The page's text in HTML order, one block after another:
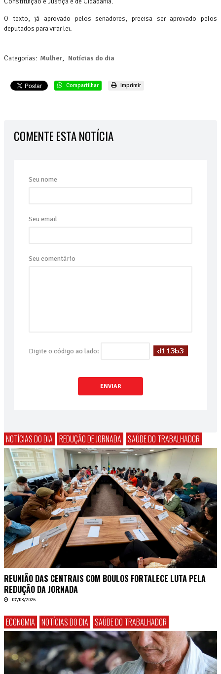
O texto, já aprovado pelos senadores, precisa ser aprovado pelos
deputados para virar lei.
Categorias: Mulher, Notícias do dia
Compartilhar Imprimir
COMENTE ESTA NOTÍCIA
Seu nome
Seu email
Seu comentário
Digite o código ao lado:
ENVIAR
NOTÍCIAS DO DIA REDUÇÃO DE JORNADA SAÚDE DO TRABALHADOR
REUNIÃO DAS CENTRAIS COM BOULOS FORTALECE LUTA PELA
REDUÇÃO DA JORNADA
07/08/2026
ECONOMIA NOTÍCIAS DO DIA SAÚDE DO TRABALHADOR